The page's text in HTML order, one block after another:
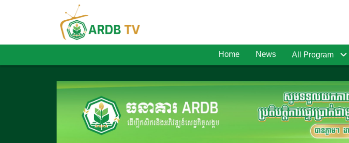
Home News All Program